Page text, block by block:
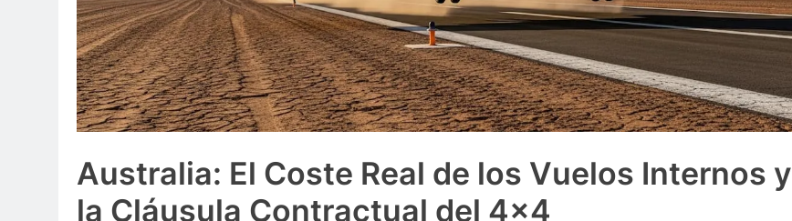
Australia: El Coste Real de los Vuelos Internos y
la Cláusula Contractual del 4×4